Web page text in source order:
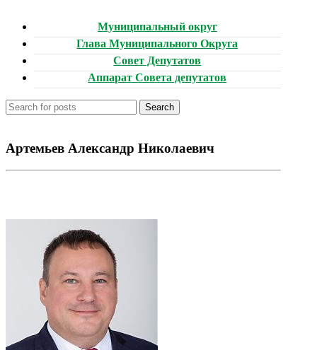
Муниципальный округ
Глава Муниципального Округа
Совет Депутатов
Аппарат Совета депутатов
Search
Артемьев Александр Николаевич